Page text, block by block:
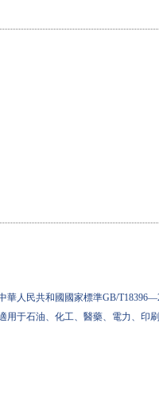
華人民共和國國家標準GB/
用于石油、化工、醫藥、電力、印